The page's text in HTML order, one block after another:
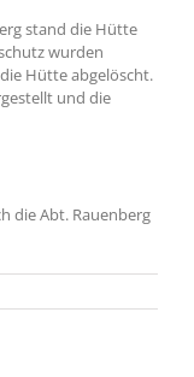
stand die Hütte
wurden
Hütte abgelöscht.
und die
die Abt. Rauenberg